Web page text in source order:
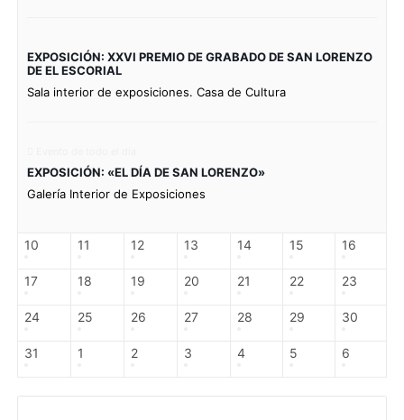
EXPOSICIÓN: XXVI PREMIO DE GRABADO DE SAN LORENZO
DE EL ESCORIAL
Sala interior de exposiciones. Casa de Cultura
EXPOSICIÓN: «EL DÍA DE SAN LORENZO»
Galería Interior de Exposiciones
10 11 12 13 14 15 16
17 18 19 20 21 22 23
24 25 26 27 28 29 30
31 1 2 3 4 5 6